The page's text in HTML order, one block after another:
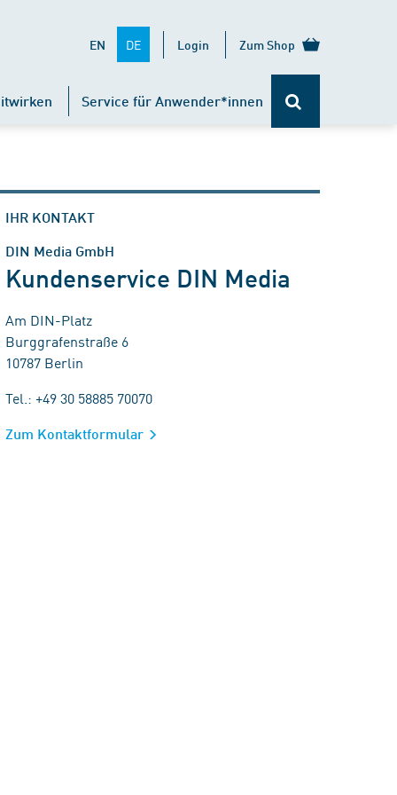
EN DE Login Zum Shop
Service für Anwender*innen
IHR KONTAKT
DIN Media GmbH
Kundenservice DIN Media
Am DIN-Platz
Burggrafenstraße 6
10787 Berlin
Tel.: +49 30 58885 70070
Zum Kontaktformular